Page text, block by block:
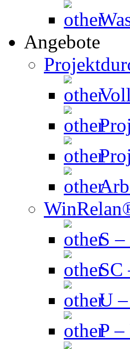
Angebote
S –
SC
U
P –